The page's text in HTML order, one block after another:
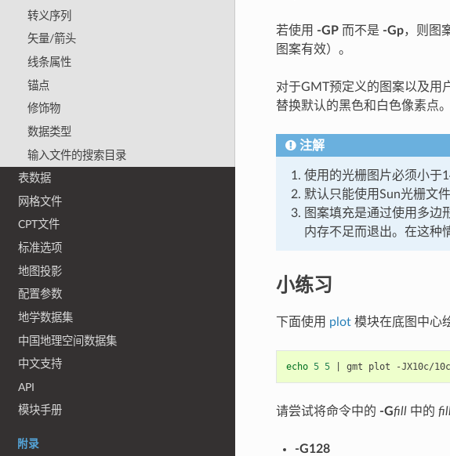
转义序列
矢量/箭头
线条属性
锚点
修饰物
数据类型
输入文件的搜索目录
表数据
网格文件
CPT文件
标准选项
地图投影
配置参数
地学数据集
中国地理空间数据集
中文支持
API
模块手册
附录
若使用 -GP而不是 -Gp，则图
图案有效）。
对于GMT预定义的图案以及用
替换默认的黑色和白色像素点
注解
使用的光栅图片必须小于
默认只能使用Sun光栅文
图案填充是通过使用多边
内存不足而退出。在这种
小练习
下面使用 plot模块在底图中心
echo 5 5 gmt plot -JX10c/
请尝试将命令中的 -Gfill中的
-G128